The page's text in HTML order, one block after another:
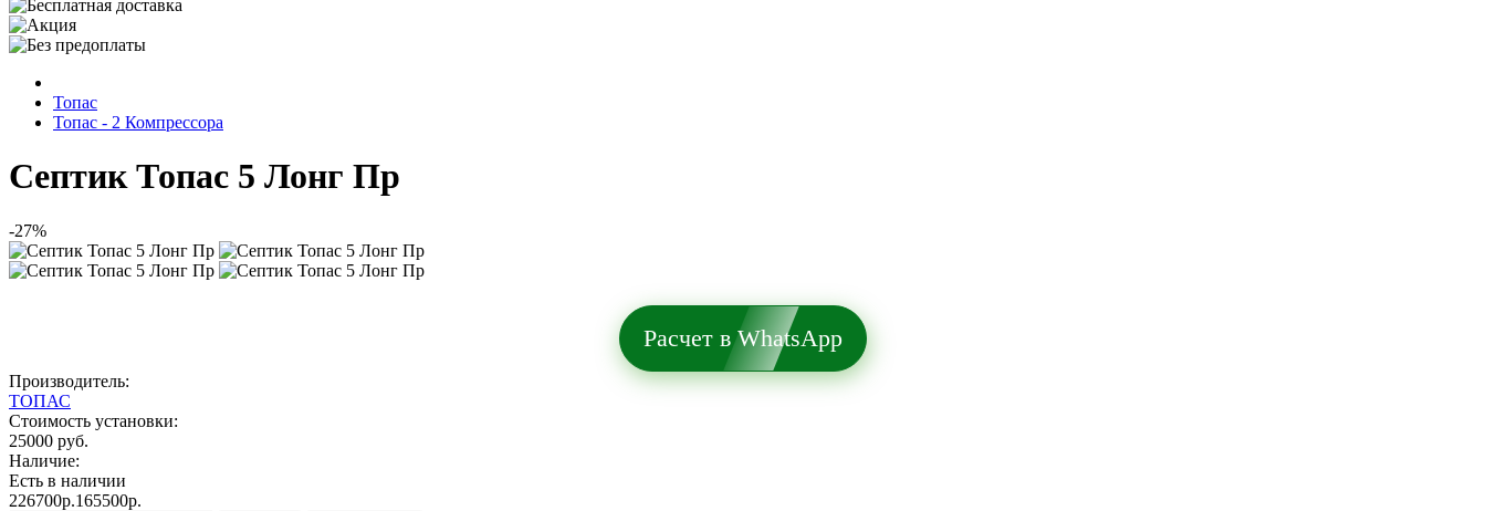
Топас
Топас - 2 Компрессора
Септик Топас 5 Лонг Пр
-27%
Расчет в WhatsApp
Производитель:
ТОПАС
Стоимость установки:
25000 руб.
Наличие:
Есть в наличии
226700р.165500р.